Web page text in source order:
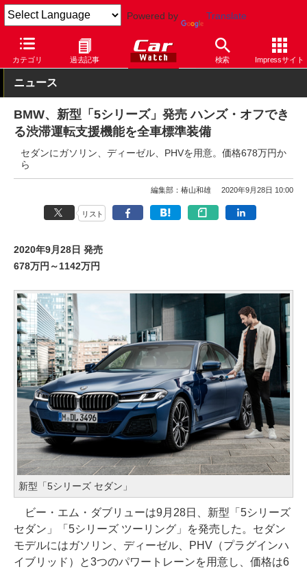
Powered by Translate
カテゴリ 過去記事 検索 Impressサイト
Car Watch 自動車 5シリーズ
ニュース
BMW、新型「5シリーズ」発売 ハンズ・オフでき
る渋滞運転支援機能を全車標準装備
セダンにガソリン、ディーゼル、PHVを用意。価格678万円か
ら
編集部：椿山和雄 2020年9月28日 10:00
リスト
2020年9月28日 発売
678万円～1142万円
新型「5シリーズ セダン」
ビー・エム・ダブリューは9月28日、新型「5シリーズ
セダン」「5シリーズ ツーリング」を発売した。セダン
モデルにはガソリン、ディーゼル、PHV（プラグインハ
イブリッド）と3つのパワートレーンを用意し、価格は6